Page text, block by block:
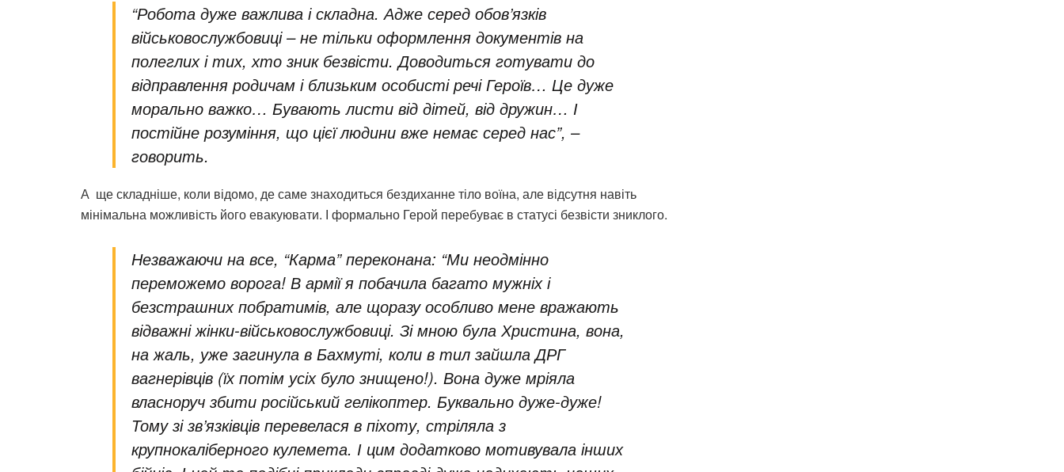
“Робота дуже важлива і складна. Адже серед обов’язків
військовослужбовиці – не тільки оформлення документів на
полеглих і тих, хто зник безвісти. Доводиться готувати до
відправлення родичам і близьким особисті речі Героїв… Це дуже
морально важко… Бувають листи від дітей, від дружин… І
постійне розуміння, що цієї людини вже немає серед нас”, –
говорить.
А ще складніше, коли відомо, де саме знаходиться бездиханне тіло воїна, але відсутня навіть
мінімальна можливість його евакуювати. І формально Герой перебуває в статусі безвісти зниклого.
Незважаючи на все, “Карма” переконана: “Ми неодмінно
переможемо ворога! В армії я побачила багато мужніх і
безстрашних побратимів, але щоразу особливо мене вражають
відважні жінки-військовослужбовиці. Зі мною була Христина, вона,
на жаль, уже загинула в Бахмуті, коли в тил зайшла ДРГ
вагнерівців (їх потім усіх було знищено!). Вона дуже мріяла
власноруч збити російський гелікоптер. Буквально дуже-дуже!
Тому зі зв’язківців перевелася в піхоту, стріляла з
крупнокаліберного кулемета. І цим додатково мотивувала інших